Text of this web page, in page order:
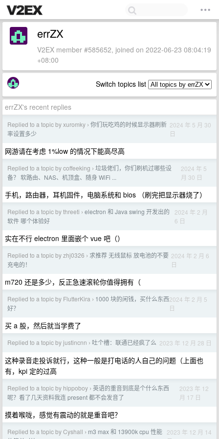
errZX
V2EX member #585652, joined on 2022-06-23 08:04:19
+08:00
Switch topics list
errZX's recent replies
Replied to a topic by xuromky › 你们玩吃鸡的时候显示器刷新
率设置多少
2024 年 5 月 30
日
网游请在考虑 1%low 的情况下能高尽高
Replied to a topic by coffeeking › 垃圾佬们，你们刷机过哪些设
备？ 软路由、NAS、机顶盒、随身 WiFi ...
2024 年 5
月 30 日
手机，路由器，耳机固件，电脑系统和 bios （刷完把显示器烧了）
Replied to a topic by threeti › electron 和 Java swing 开发出的
软件 哪个体验好
2024 年 2 月
6 日
实在不行 electron 里面嵌个 vue 吧（）
Replied to a topic by zhj0326 › 求推荐 无线鼠标 放电池的不要
充电的！
2024 年 2 月 6
日
m720 还是多少，反正急速滚轮你值得拥有（
Replied to a topic by FlutterKira › 1000 块的闲钱，买什么东西
好？
2024 年 2 月 5
日
买 a 股，然后就当学费了
Replied to a topic by justincnn › 吐个槽：联通已经疯了么 2023 年 12 月 28 日
这种录音走投诉就行，这种一般是打电话的人自己的问题（上面也
有，kpi 定的过高
Replied to a topic by hippoboy › 英语的重音到底是个什么东西
呢？看了几天资料我连 present 都不会发音了
2023 年 12
月 17 日
摸着喉咙，感觉有震动的就是重音吧？
Replied to a topic by Cyshall › m3 max 和 13900k cpu 性能 2023 年 12 月 14